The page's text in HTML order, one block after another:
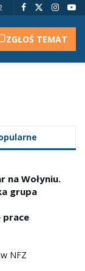
ZGŁOŚ TEMAT
na Wołyniu.
grupa
prace
NFZ